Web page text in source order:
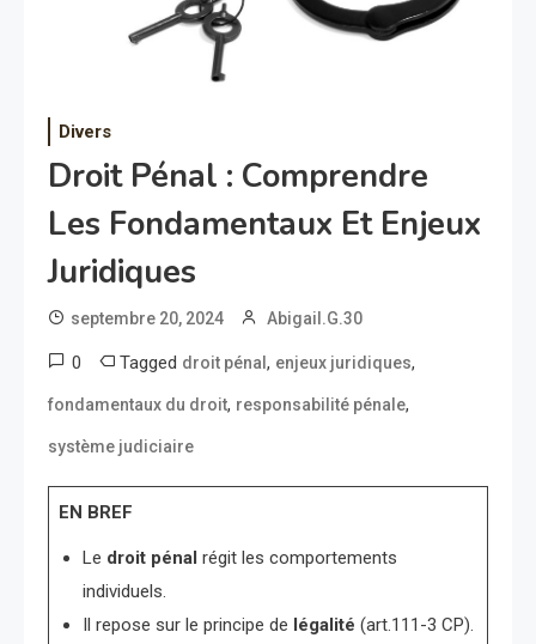
Divers
Droit Pénal : Comprendre
Les Fondamentaux Et Enjeux
Juridiques
septembre 20, 2024 Abigail.G.30
0 Tagged droit pénal, enjeux juridiques,
fondamentaux du droit, responsabilité pénale,
système judiciaire
EN BREF
Le droit pénal régit les comportements
individuels.
Il repose sur le principe de légalité (art.111-3 CP).